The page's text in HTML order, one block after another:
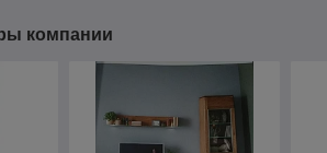
компании